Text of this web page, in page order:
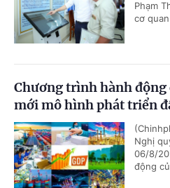
Phạm
cơ
Chương trình hành động
mới mô hình phát triển
Nghị
06/8/
động